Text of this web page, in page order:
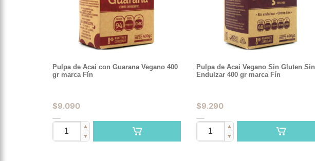
Pulpa de Acai con Guarana Vegano 400
gr marca Fín
$9.090
▲
▼
Pulpa de Acai Vegano Sin Gluten Sin
Endulzar 400 gr marca Fín
$9.290
▲
▼